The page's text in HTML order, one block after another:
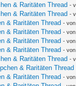
& Raritäten Thread -
& Raritäten Thread -
& Raritäten Thread -
& Raritäten Thread -
& Raritäten Thread - von
& Raritäten Thread - von
& Raritäten Thread -
& Raritäten Thread
& Raritäten Thread - von